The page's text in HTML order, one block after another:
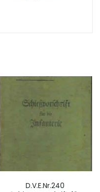
D.V.E.Nr.240